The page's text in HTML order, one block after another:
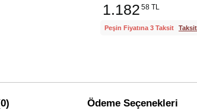
1.182 58 TL
Peşin Fiyatına 3 Taksit
Ödeme Seçenekleri